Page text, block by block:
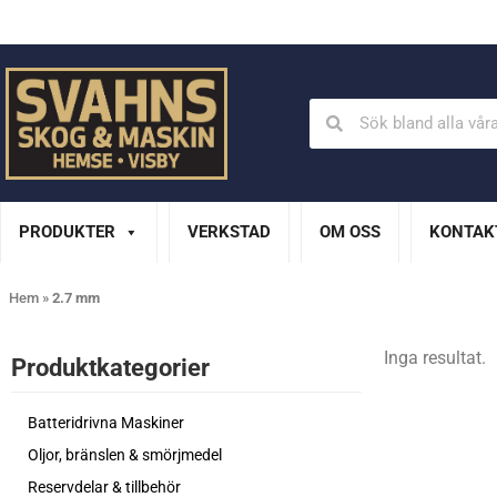
PRODUKTER VERKSTAD OM OSS
Hem » 2.7 mm
Produktkategorier​
Batteridrivna Maskiner
Oljor, bränslen & smörjmedel
Reservdelar & tillbehör
Inga resultat.